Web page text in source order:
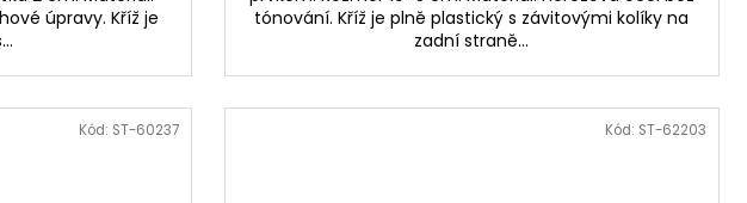
úpravy. Kříž je
tónování. Kříž je plně plastický s závitovými kolíky na
zadní straně...
Kód: ST-60237 Kód: ST-62203